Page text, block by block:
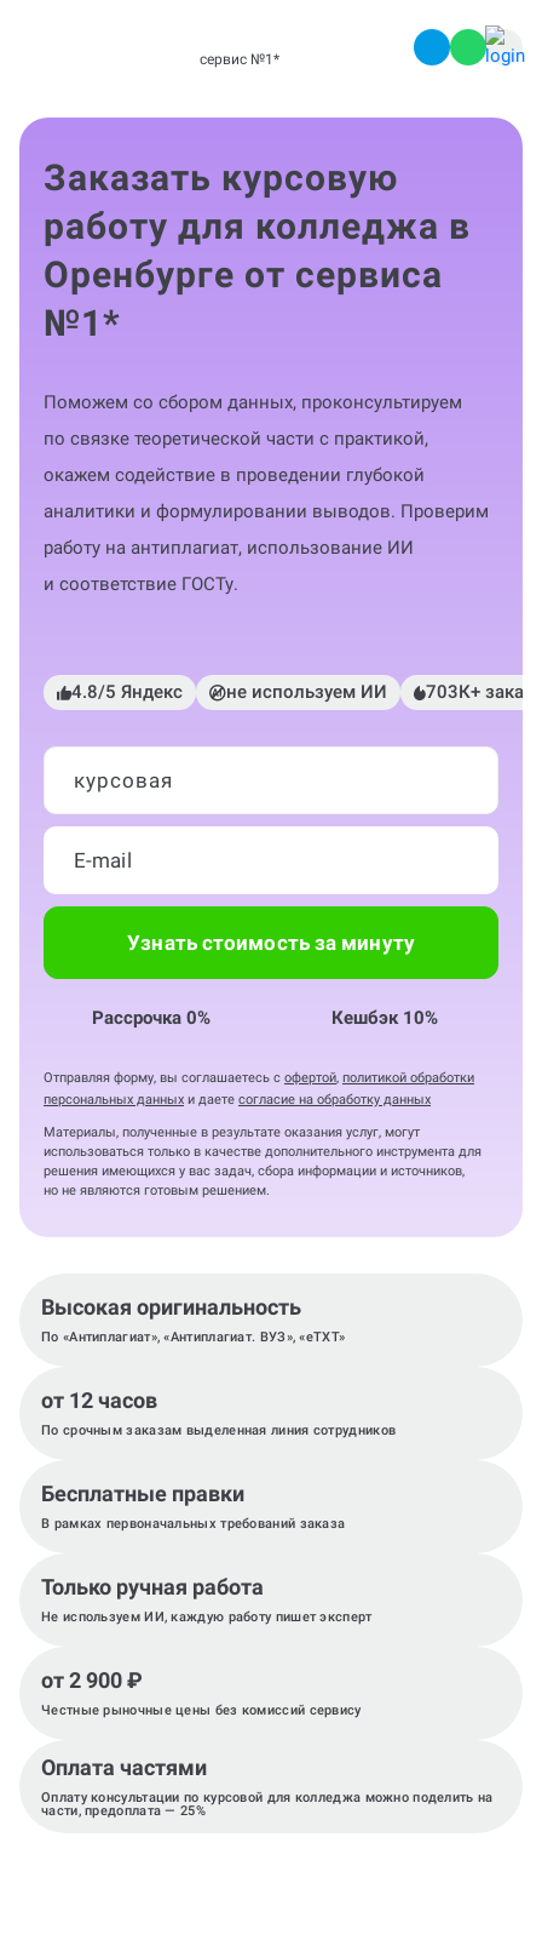
сервис №1 *
Заказать курсовую
работу для колледжа в
Оренбурге от сервиса
№1*
Поможем со сбором данных, проконсультируем
по связке теоретической части с практикой,
окажем содействие в проведении глубокой
аналитики и формулировании выводов. Проверим
работу на антиплагиат, использование ИИ
и соответствие ГОСТу.
4.8/5 Яндекс не используем ИИ 703К+
курсовая
Узнать стоимость за минуту
Рассрочка 0% Кешбэк 10%
Отправляя форму, вы соглашаетесь с офертой, политикой обработки
персональных данных и даете согласие на обработку данных
Материалы, полученные в результате оказания услуг, могут
использоваться только в качестве дополнительного инструмента для
решения имеющихся у вас задач, сбора информации и источников,
но не являются готовым решением.
Высокая оригинальность
По «Антиплагиат», «Антиплагиат. ВУЗ», «eTXT»
от 12 часов
По срочным заказам выделенная линия сотрудников
Бесплатные правки
В рамках первоначальных требований заказа
Только ручная работа
Не используем ИИ, каждую работу пишет эксперт
от 2 900 ₽
Честные рыночные цены без комиссий сервису
Оплата частями
Оплату консультации по курсовой для колледжа можно поделить на
части, предоплата — 25%